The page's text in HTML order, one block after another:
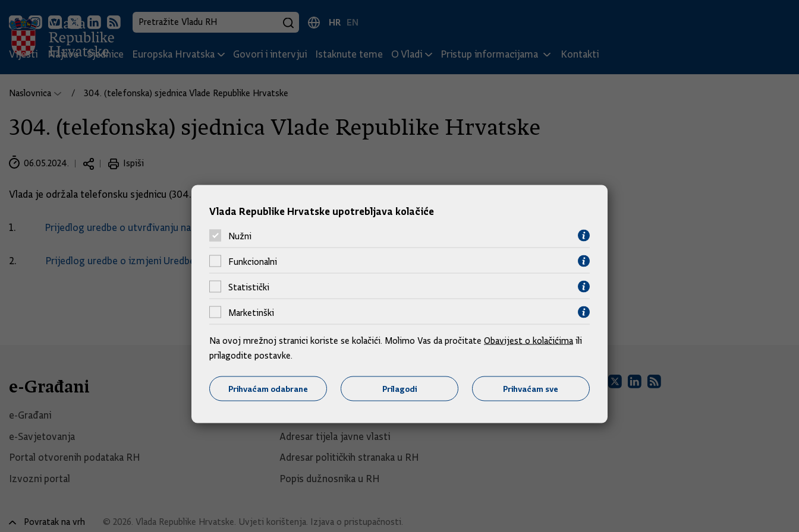
HR EN
Vijesti Najave Sjednice Europska Hrvatska Govori i intervjui Istaknute teme O Vladi Pristup informacijama Kontakti
Naslovnica 304. (telefonska) sjednica Vlade Republike Hrvatske
304. (telefonska) sjednica Vlade Republike Hrvatske
06.05.2024. Ispiši
Vlada je održala telefonsku sjednicu (304. po redu) sa sljedećim točkama dnevnog reda:
1. Prijedlog uredbe o utvrđivanju najviših maloprodajnih cijena naftnih derivata
2. Prijedlog uredbe o izmjeni Uredbe o visini trošarine na energente i električnu energiju
e-Građani
e-Građani
e-Savjetovanja
Portal otvorenih podataka RH
Izvozni portal
Adresar
Adresar tijela javne vlasti
Adresar političkih stranaka u RH
Popis dužnosnika u RH
Povratak na vrh © 2026. Vlada Republike Hrvatske. Uvjeti korištenja. Izjava o pristupačnosti.
Vlada Republike Hrvatske upotrebljava kolačiće
Nužni
Funkcionalni
Statistički
Marketinški
Na ovoj mrežnoj stranici koriste se kolačići. Molimo Vas da pročitate Obavijest o kolačićima ili
prilagodite postavke.
Prihvaćam odabrane Prilagodi Prihvaćam sve